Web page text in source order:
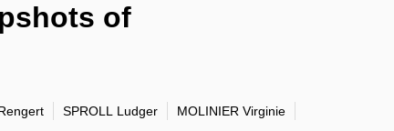
of
SPROLL Ludger
MOLINIER Virginie